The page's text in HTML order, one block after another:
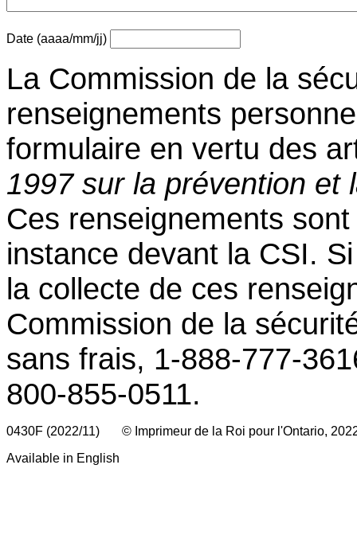
Date (aaaa/mm/jj)
La Commission de la
renseignements
formulaire en vertu des
1997 sur la prévention et
Ces renseignements
instance devant la CSI.
la collecte de ces
Commission de la
sans frais, 1-888-777-
800-855-0511.
0430F (2022/11) © Imprimeur de la Roi pour l'Ontario,
Available in English